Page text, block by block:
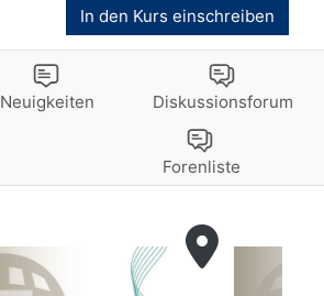
In den Kurs einschreiben
Neuigkeiten Diskussionsforum
Forenliste